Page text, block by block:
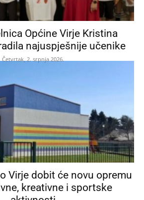
Općine Virje Kristina
najuspješnije učenike
Četvrtak, 2. srpnja 2026.
Virje dobit će novu opremu
kreativne i sportske